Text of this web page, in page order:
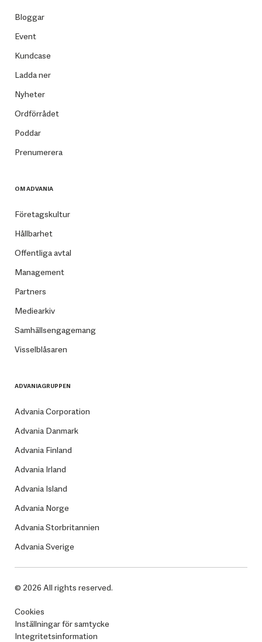
Bloggar
Event
Kundcase
Ladda ner
Nyheter
Ordförrådet
Poddar
Prenumerera
OM ADVANIA
Företagskultur
Hållbarhet
Offentliga avtal
Management
Partners
Mediearkiv
Samhällsengagemang
Visselblåsaren
ADVANIAGRUPPEN
Advania Corporation
Advania Danmark
Advania Finland
Advania Irland
Advania Island
Advania Norge
Advania Storbritannien
Advania Sverige
© 2026 All rights reserved.
Cookies
Inställningar för samtycke
Integritetsinformation